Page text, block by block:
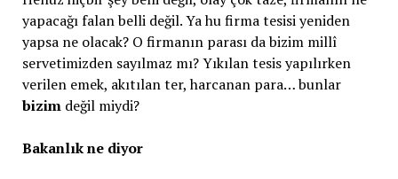
yapacağı falan belli değil. Ya hu firma tesisi yeniden
yapsa ne olacak? O firmanın parası da bizim millî
servetimizden sayılmaz mı? Yıkılan tesis yapılırken
verilen emek, akıtılan ter, harcanan para… bunlar
bizimdeğil miydi?
Bakanlık ne diyor